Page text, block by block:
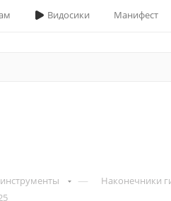
Видосики Манифест
— Наконечники